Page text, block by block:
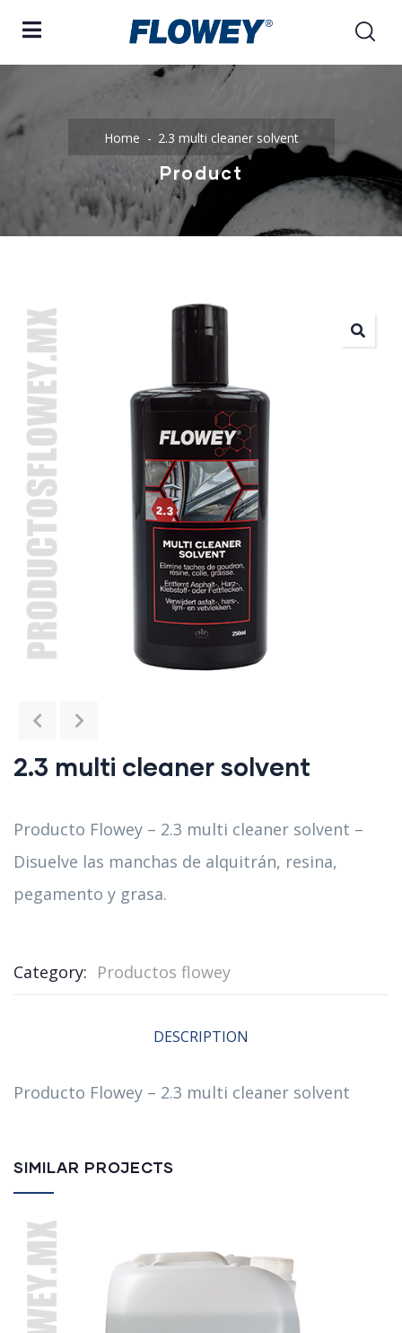
Home 2.3 multi cleaner solvent
Product
2.3 multi cleaner solvent
Producto Flowey – 2.3 multi cleaner solvent –
Disuelve las manchas de alquitrán, resina,
pegamento y grasa.
Category: Productos flowey
DESCRIPTION
Producto Flowey – 2.3 multi cleaner solvent
SIMILAR PROJECTS